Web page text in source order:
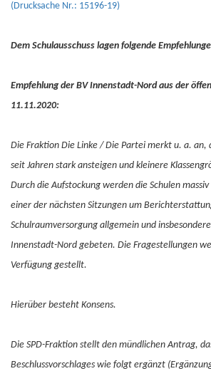
(Drucksache Nr.: 15196-19)
Dem Schulausschuss lagen folgende
Empfehlung der BV Innenstadt-Nord aus der
11.11.2020:
Die Fraktion Die Linke / Die Partei merkt u. a. an,
seit Jahren stark ansteigen und kleinere
Durch die Aufstockung werden die Schulen
einer der nächsten Sitzungen um
Schulraumversorgung allgemein und
Innenstadt-Nord gebeten. Die Fragestellungen
Verfügung gestellt.
Hierüber besteht Konsens.
Die SPD-Fraktion stellt den mündlichen Antrag,
Beschlussvorschlages wie folgt ergänzt